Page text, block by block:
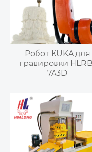
Робот KUKA для
гравировки
7A3D